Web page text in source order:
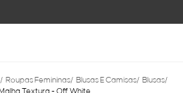
/ Roupas Femininas/ Blusas E Camisas/ Blusas/